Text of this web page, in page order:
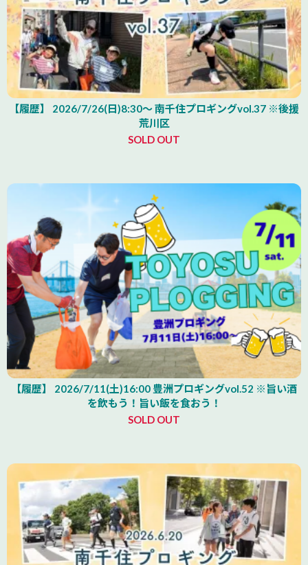
【履歴】 2026/7/26(日)8:30～ 南千住プロギングvol.37 ※後援
荒川区
SOLD OUT
【履歴】 2026/7/11(土)16:00 豊洲プロギングvol.52 ※旨い酒
を飲もう！旨い飯を食おう！
SOLD OUT